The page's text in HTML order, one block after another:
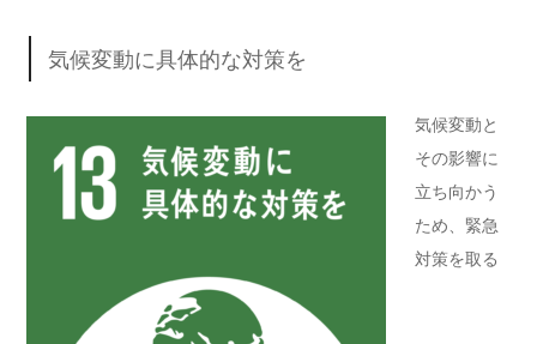
気候変動に具体的な対策を
気候変動と
その影響に
立ち向かう
ため、緊急
対策を取る